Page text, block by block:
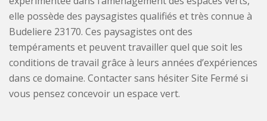
elle possède des paysagistes qualifiés et très connue à
Budeliere 23170. Ces paysagistes ont des
tempéraments et peuvent travailler quel que soit les
conditions de travail grâce à leurs années d’expériences
dans ce domaine. Contacter sans hésiter Site Fermé si
vous pensez concevoir un espace vert.